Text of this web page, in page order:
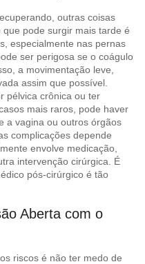
outras coisas
pode surgir mais tarde é
especialmente nas pernas
ser perigosa se o coágulo
a movimentação leve,
assim que possível.
pélvica crônica ou ter
mais raros, pode haver
a vagina ou outros órgãos
complicações depende
envolve medicação,
intervenção cirúrgica. É
pós-cirúrgico é tão
Aberta com o
riscos é não ter medo de